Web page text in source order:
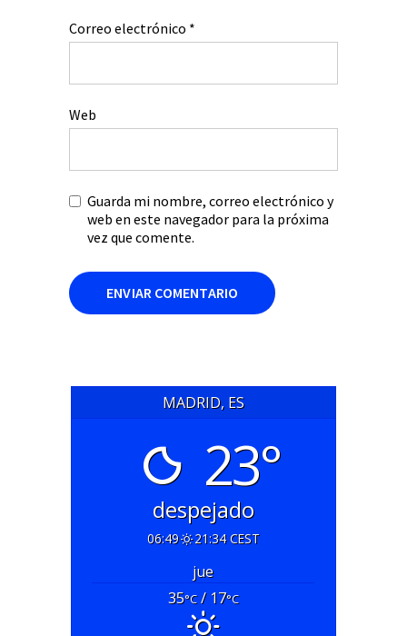
Correo electrónico *
Web
Guarda mi nombre, correo electrónico y
web en este navegador para la próxima
vez que comente.
MADRID, ES
23°
despejado
06:49 21:34 CEST
jue
35°C/ 17°C